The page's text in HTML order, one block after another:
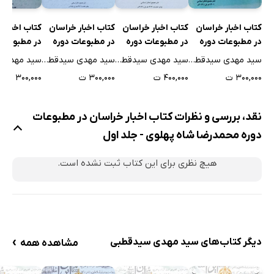
اخبار فرهنگی
ستون آزاد (3)
بیانیه زعیم مشروطیت خطاب به خراسانیان
آگهی مزایده: 416 تن جو
آگهی مناقصه: اداره غله و نان استان نهم
راجع رئیس گمرک استان
گنج ادب
کتاب اخبار خراسان
در مطبوعات دوره
رضا شاه پهلوی -
سید مهدی سیدقطبی
۳۰۰,۰۰۰ ت
کتاب اخبار خراسان
در مطبوعات دوره
محمدرضا شاه
سید مهدی سیدقطبی
۴۰۰,۰۰۰ ت
کتاب اخبار خراسان
در مطبوعات دوره
محمدرضا شاه
دوم
سید مهدی سیدقطبی
۳۰۰,۰۰۰ ت
کتاب
در
محمدرضا
و هفتم
۳۰۰,۰۰۰ ت
نقد، بررسی و نظرات کتاب اخبار خراسان در مطبوعات
دوره محمدرضا شاه پهلوی - جلد اول
هیچ نظری برای این کتاب ثبت نشده است.
دیگر کتاب‌های سید مهدی سیدقطبی مشاهده همه ›